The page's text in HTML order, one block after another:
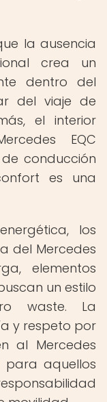
la ausencia
crea un
dentro del
del viaje de
el interior
EQC
conducción
es una
los
del Mercedes
elementos
un estilo
waste. La
y respeto por
al Mercedes
para aquellos